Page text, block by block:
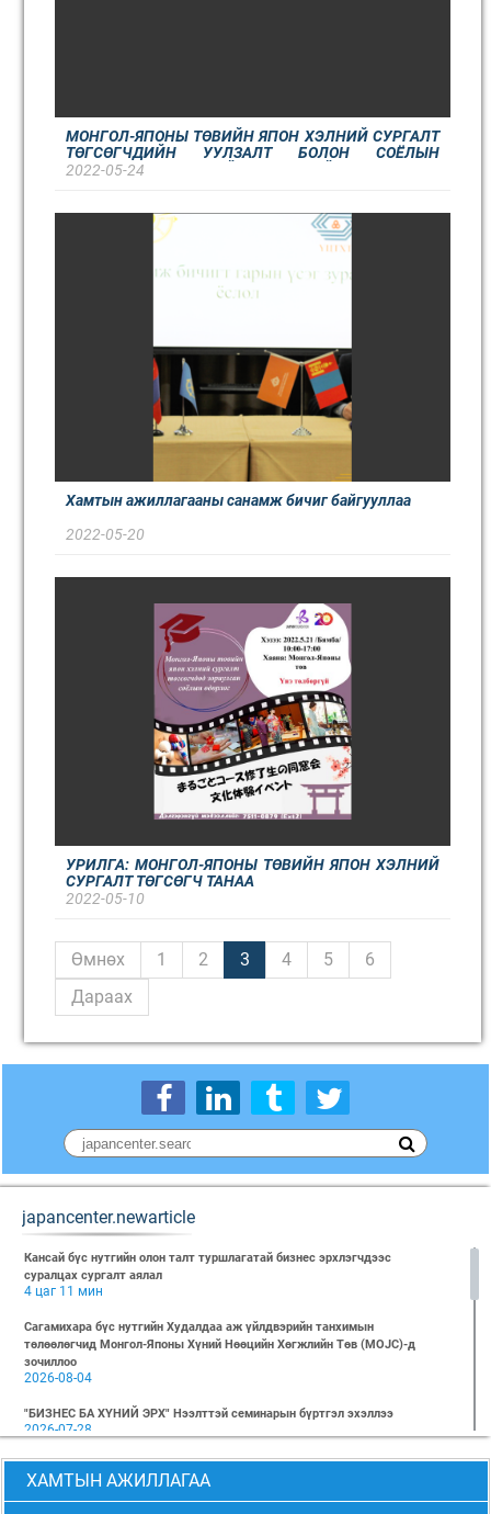
МОНГОЛ-ЯПОНЫ ТӨВИЙН ЯПОН ХЭЛНИЙ СУРГАЛТ
ТӨГСӨГЧДИЙН УУЛЗАЛТ БОЛОН СОЁЛЫН
ӨДӨРЛӨГ АМЖИЛТТАЙ ЗОХИОН БАЙГУУЛАГДЛАА
2022-05-24
Хамтын ажиллагааны санамж бичиг байгууллаа
2022-05-20
УРИЛГА: МОНГОЛ-ЯПОНЫ ТӨВИЙН ЯПОН ХЭЛНИЙ
СУРГАЛТ ТӨГСӨГЧ ТАНАА
2022-05-10
Өмнөх 1 2 3 4 5
6
Дараах
japancenter.newarticle
Кансай бүс нутгийн олон талт туршлагатай бизнес эрхлэгчдээс
суралцах сургалт аялал
4 цаг 11 мин
Сагамихара бүс нутгийн Худалдаа аж үйлдвэрийн танхимын
төлөөлөгчид Монгол-Японы Хүний Нөөцийн Хөгжлийн Төв (MOJC)-д
зочиллоо
2026-08-04
"БИЗНЕС БА ХҮНИЙ ЭРХ" Нээлттэй семинарын бүртгэл эхэллээ
2026-07-28
Global Value Chain Бизнесийн практик сургалт
2026-07-24
ХАМТЫН АЖИЛЛАГАА